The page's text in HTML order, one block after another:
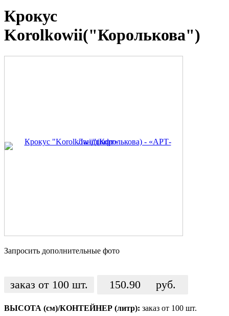
Крокус
Korolkowii("Королькова")
Запросить дополнительные фото
заказ от 100 шт. 150.90 руб.
ВЫСОТА (см)/КОНТЕЙНЕР (литр): заказ от 100 шт.